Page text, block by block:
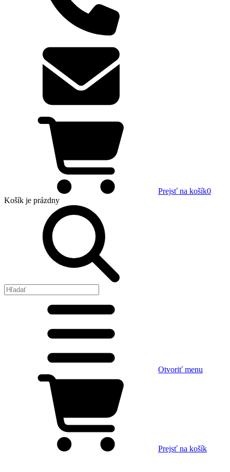
Prejsť na košík0
Košík je prázdny
Otvoriť menu
Prejsť na košík